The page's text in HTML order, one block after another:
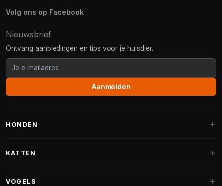
Volg ons op Facebook
Nieuwsbrief
Ontvang aanbiedingen en tips voor je huisdier.
Aanmelden
HONDEN
KATTEN
VOGELS